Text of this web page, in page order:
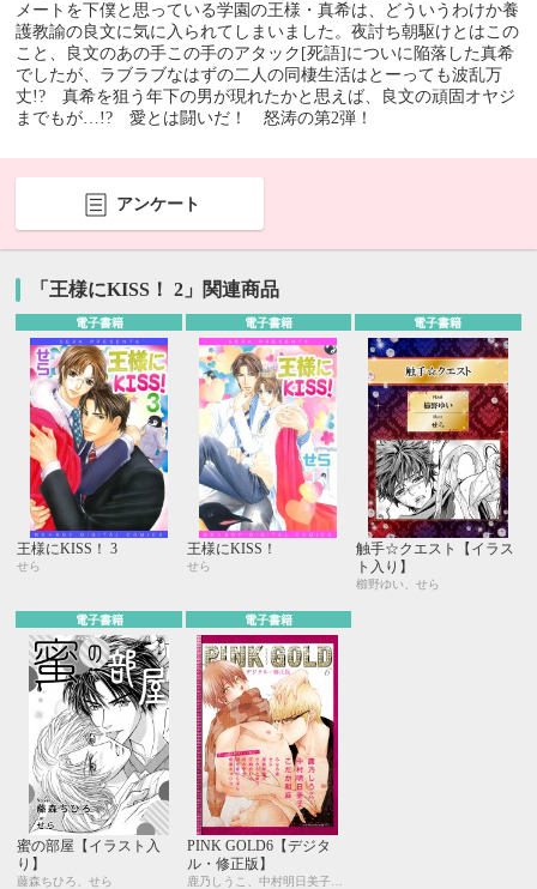
メートを下僕と思っている学園の王様・真希は、どういうわけか養
護教諭の良文に気に入られてしまいました。夜討ち朝駆けとはこの
こと、良文のあの手この手のアタック[死語]についに陥落した真希
でしたが、ラブラブなはずの二人の同棲生活はとーっても波乱万
丈!? 真希を狙う年下の男が現れたかと思えば、良文の頑固オヤジ
までもが…!? 愛とは闘いだ！ 怒涛の第2弾！
アンケート
「王様にKISS！ 2」関連商品
電子書籍
王様にKISS！ 3
せら
電子書籍
王様にKISS！
せら
電子書籍
触手☆クエスト【イラス
ト入り】
櫛野ゆい、せら
電子書籍
蜜の部屋【イラスト入
り】
藤森ちひろ、せら
電子書籍
PINK GOLD6【デジタ
ル・修正版】
鹿乃しうこ、中村明日美子、こだか和麻、みなみ遥、せら、座裏屋蘭丸、さかもと麻乃、灰崎めじろ、柊みずか、卯陀喜ぴんぽん、相葉キョウコ、藤生